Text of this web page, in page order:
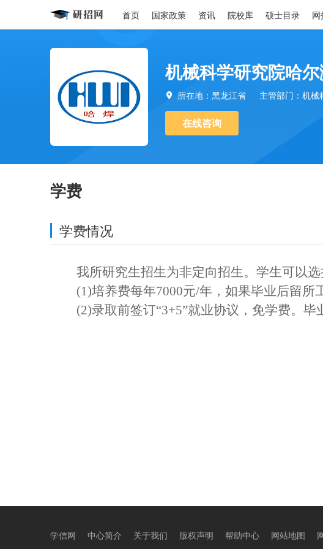
首页 国家政策 资讯 院校库 硕士目录
机械科学研究院哈
 所在地：黑龙江省 主管部门：机械
在线咨询
学费
学费情况
我所研究生招生为非定向招生。学生可以
(1)培养费每年7000元/年，如果毕业后留所
(2)录取前签订“3+5”就业协议，免学费。毕
学信网 中心简介 关于我们 版权声明 帮助中心 网站地图